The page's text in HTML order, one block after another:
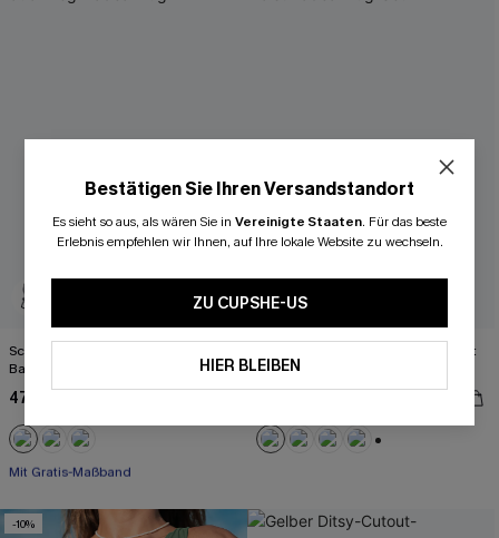
Schwarzer Kreuzträger Magic-
Bauchweg-Badeanzug
47,00 €
Mit Gratis-Maßband
Starke Bauchkontrolle
Schwarzes Breite Träger High-Waist
Badeanzug-Set
-10%
Bestätigen Sie Ihren Versandstandort
Es sieht so aus, als wären Sie in Vereinigte Staaten. Für das beste
Erlebnis empfehlen wir Ihnen, auf Ihre lokale Website zu wechseln.
ZU CUPSHE-US
HIER BLEIBEN